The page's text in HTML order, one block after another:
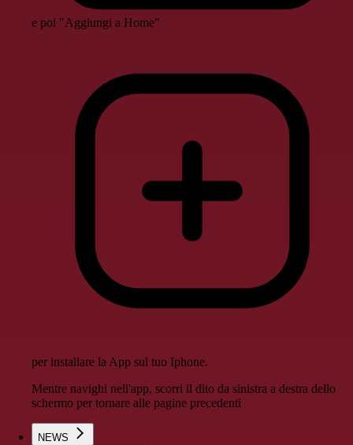
e poi "Aggiungi a Home"
per installare la App sul tuo Iphone.
Mentre navighi nell'app, scorri il dito da sinistra a destra dello
schermo per tornare alle pagine precedenti
NEWS